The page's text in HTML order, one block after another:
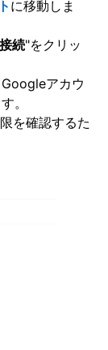
に移動しま
続"をクリッ
アカウ
。
を確認するた